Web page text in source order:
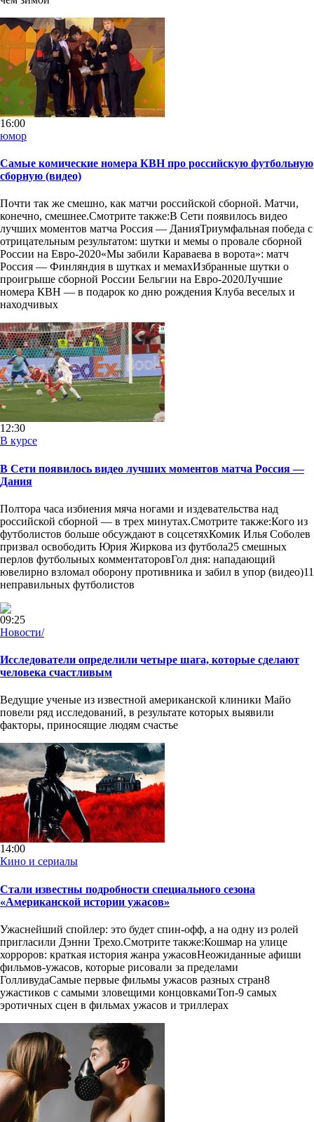
16:00
юмор
Самые комические номера КВН про российскую футбольную
сборную (видео)
Почти так же смешно, как матчи российской сборной. Матчи,
конечно, смешнее.Смотрите также:В Сети появилось видео
лучших моментов матча Россия — ДанияТриумфальная победа с
отрицательным результатом: шутки и мемы о провале сборной
России на Евро-2020«Мы забили Караваева в ворота»: матч
Россия — Финляндия в шутках и мемахИзбранные шутки о
проигрыше сборной России Бельгии на Евро-2020Лучшие
номера КВН — в подарок ко дню рождения Клуба веселых и
находчивых
12:30
В курсе
В Сети появилось видео лучших моментов матча Россия —
Дания
Полтора часа избиения мяча ногами и издевательства над
российской сборной — в трех минутах.Смотрите также:Кого из
футболистов больше обсуждают в соцсетяхКомик Илья Соболев
призвал освободить Юрия Жиркова из футбола25 смешных
перлов футбольных комментаторовГол дня: нападающий
ювелирно взломал оборону противника и забил в упор (видео)11
неправильных футболистов
09:25
Новости/
Исследователи определили четыре шага, которые сделают
человека счастливым
Ведущие ученые из известной американской клиники Майо
повели ряд исследований, в результате которых выявили
факторы, приносящие людям счастье
14:00
Кино и сериалы
Стали известны подробности специального сезона
«Американской истории ужасов»
Ужаснейший спойлер: это будет спин-офф, а на одну из ролей
пригласили Дэнни Трехо.Смотрите также:Кошмар на улице
хорроров: краткая история жанра ужасовНеожиданные афиши
фильмов-ужасов, которые рисовали за пределами
ГолливудаСамые первые фильмы ужасов разных стран8
ужастиков с самыми зловещими концовкамиТоп-9 самых
эротичных сцен в фильмах ужасов и триллерах